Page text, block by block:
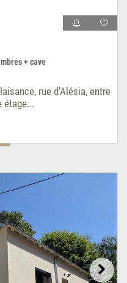
+ cave
rue d'Alésia, entre
étage...